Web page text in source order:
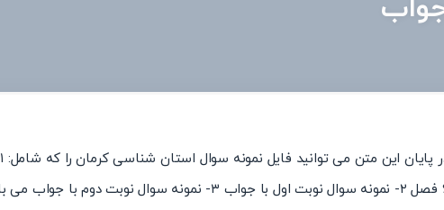
را دانلود نمایید.